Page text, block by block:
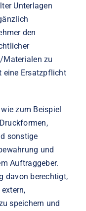
Unterlagen
den
Materialen zu
eine Ersatzpflicht
zum Beispiel
sonstige
und
Auftraggeber.
davon berechtigt,
speichern und